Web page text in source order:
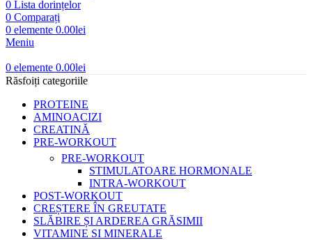
0 Lista dorințelor
0 Comparați
0 elemente 0.00lei
Meniu
0 elemente 0.00lei
Răsfoiți categoriile
PROTEINE
AMINOACIZI
CREATINĂ
PRE-WORKOUT
PRE-WORKOUT
STIMULATOARE HORMONALE
INTRA-WORKOUT
POST-WORKOUT
CREȘTERE ÎN GREUTATE
SLĂBIRE ȘI ARDEREA GRĂSIMII
VITAMINE SI MINERALE